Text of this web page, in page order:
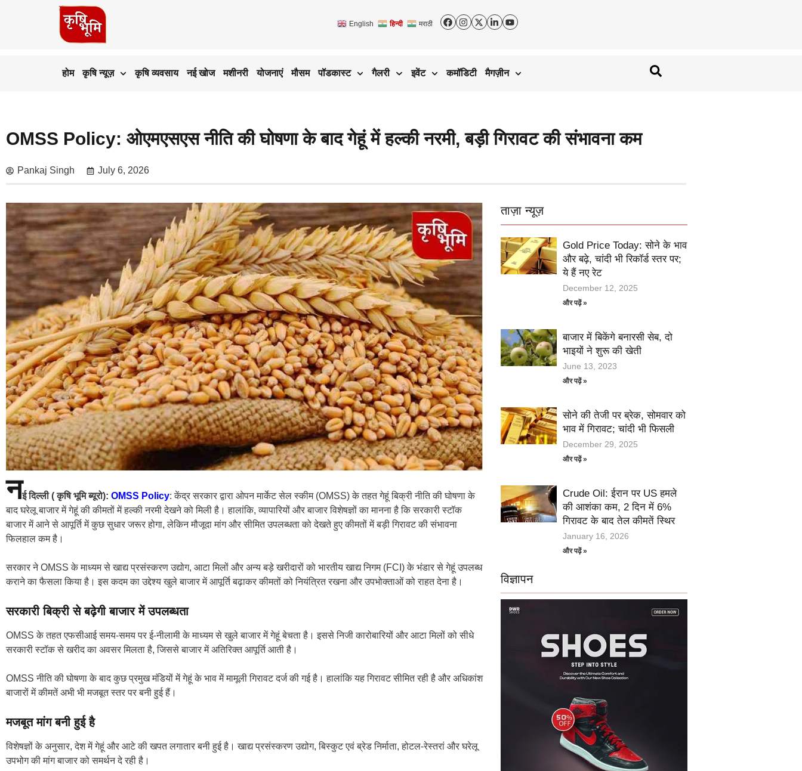
English हिन्दी मराठी
होम कृषि न्यूज़ कृषि व्यवसाय नई खोज मशीनरी योजनाएं मौसम पॉडकास्ट गैलरी इवेंट कमॉडिटी मैगज़ीन
OMSS Policy: ओएमएसएस नीति की घोषणा के बाद गेहूं में हल्की नरमी, बड़ी गिरावट की संभावना कम
Pankaj Singh July 6, 2026
नई दिल्ली ( कृषि भूमि ब्यूरो): OMSS Policy: केंद्र सरकार द्वारा ओपन मार्केट सेल स्कीम (OMSS) के तहत गेहूं बिक्री नीति की घोषणा के
बाद घरेलू बाजार में गेहूं की कीमतों में हल्की नरमी देखने को मिली है। हालांकि, व्यापारियों और बाजार विशेषज्ञों का मानना है कि सरकारी स्टॉक
बाजार में आने से आपूर्ति में कुछ सुधार जरूर होगा, लेकिन मौजूदा मांग और सीमित उपलब्धता को देखते हुए कीमतों में बड़ी गिरावट की संभावना
फिलहाल कम है।
सरकार ने OMSS के माध्यम से खाद्य प्रसंस्करण उद्योग, आटा मिलों और अन्य बड़े खरीदारों को भारतीय खाद्य निगम (FCI) के भंडार से गेहूं उपलब्ध
कराने का फैसला किया है। इस कदम का उद्देश्य खुले बाजार में आपूर्ति बढ़ाकर कीमतों को नियंत्रित रखना और उपभोक्ताओं को राहत देना है।
सरकारी बिक्री से बढ़ेगी बाजार में उपलब्धता
OMSS के तहत एफसीआई समय-समय पर ई-नीलामी के माध्यम से खुले बाजार में गेहूं बेचता है। इससे निजी कारोबारियों और आटा मिलों को सीधे
सरकारी स्टॉक से खरीद का अवसर मिलता है, जिससे बाजार में अतिरिक्त आपूर्ति आती है।
OMSS नीति की घोषणा के बाद कुछ प्रमुख मंडियों में गेहूं के भाव में मामूली गिरावट दर्ज की गई है। हालांकि यह गिरावट सीमित रही है और अधिकांश
बाजारों में कीमतें अभी भी मजबूत स्तर पर बनी हुई हैं।
मजबूत मांग बनी हुई है
विशेषज्ञों के अनुसार, देश में गेहूं और आटे की खपत लगातार बनी हुई है। खाद्य प्रसंस्करण उद्योग, बिस्कुट एवं ब्रेड निर्माता, होटल-रेस्तरां और घरेलू
उपभोग की मांग बाजार को समर्थन दे रही है।
ताज़ा न्यूज़
Gold Price Today: सोने के भाव
और बढ़े, चांदी भी रिकॉर्ड स्तर पर;
ये हैं नए रेट
December 12, 2025
और पढ़ें »
बाजार में बिकेंगे बनारसी सेब, दो
भाइयों ने शुरू की खेती
June 13, 2023
और पढ़ें »
सोने की तेजी पर ब्रेक, सोमवार को
भाव में गिरावट; चांदी भी फिसली
December 29, 2025
और पढ़ें »
Crude Oil: ईरान पर US हमले
की आशंका कम, 2 दिन में 6%
गिरावट के बाद तेल कीमतें स्थिर
January 16, 2026
और पढ़ें »
विज्ञापन